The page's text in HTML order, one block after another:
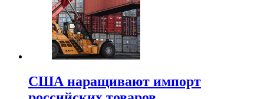
США наращивают импорт